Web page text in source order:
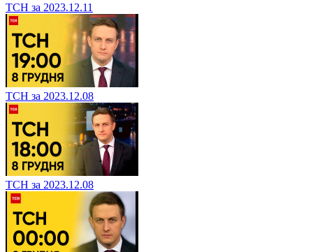
ТСН за 2023.12.11
ТСН за 2023.12.08
ТСН за 2023.12.08